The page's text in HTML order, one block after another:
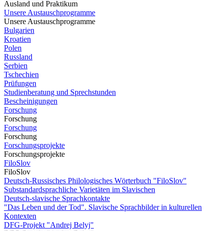
Ausland und Praktikum
Unsere Austauschprogramme
Unsere Austauschprogramme
Bulgarien
Kroatien
Polen
Russland
Serbien
Tschechien
Prüfungen
Studienberatung und Sprechstunden
Bescheinigungen
Forschung
Forschung
Forschung
Forschung
Forschungsprojekte
Forschungsprojekte
FiloSlov
FiloSlov
Deutsch-Russisches Philologisches Wörterbuch "FiloSlov"
Substandardsprachliche Varietäten im Slavischen
Deutsch-slavische Sprachkontakte
"Das Leben und der Tod". Slavische Sprachbilder in kulturellen
Kontexten
DFG-Projekt "Andrej Belyj"